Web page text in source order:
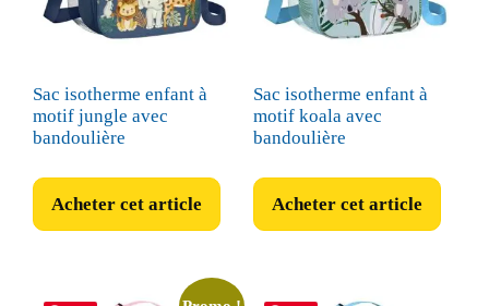
Sac isotherme enfant à
motif jungle avec
bandoulière
Acheter cet article
Sac isotherme enfant à
motif koala avec
bandoulière
Acheter cet article